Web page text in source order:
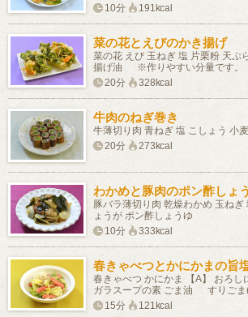
10分
191kcal
菜の花とえびのかき揚げ
菜の花 えび 玉ねぎ 塩 片栗粉 天
揚げ油 ※作りやすい分量です。
20分
328kcal
牛肉のねぎ巻き
牛薄切り肉 青ねぎ 塩 こしょう 小
20分
273kcal
わかめと豚肉のポン酢しょ
豚バラ薄切り肉 乾燥わかめ 玉ねぎ
ょうが ポン酢しょうゆ
10分
333kcal
春きゃべつとかにかまの旨
春きゃべつ かにかま 【A】 おろし
ガラスープの素 ごま油 すりごま
15分
121kcal